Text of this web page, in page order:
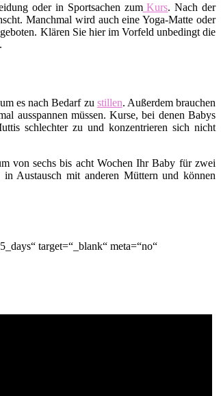
oder in Sportsachen zumKurs. Nach der
Manchmal wird auch eine Yoga-Matte oder
Klären Sie hier im Vorfeld unbedingt die
es nach Bedarf zu stillen. Außerdem brauchen
ausspannen müssen. Kurse, bei denen Babys
schlechter zu und konzentrieren sich nicht
von sechs bis acht Wochen Ihr Baby für zwei
Austausch mit anderen Müttern und können
target=“_blank“ meta=“no“